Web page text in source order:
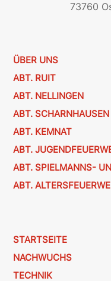
73760
ÜBER UNS
ABT. RUIT
ABT. NELLINGEN
ABT. SCHARNHAUSEN
ABT. KEMNAT
ABT.
ABT. SPIELMANNS-
ABT.
STARTSEITE
NACHWUCHS
TECHNIK